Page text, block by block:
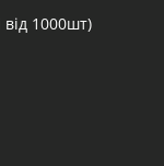
1000шт)